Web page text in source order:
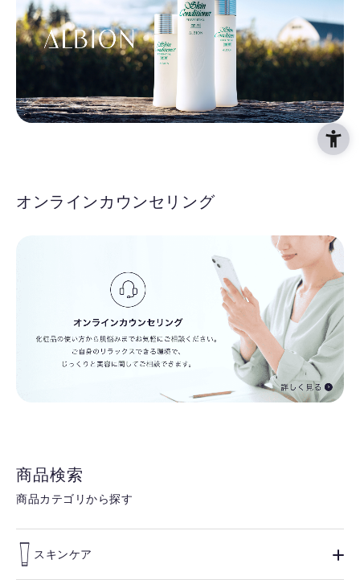
オンラインカウンセリング
商品検索
商品カテゴリから探す
スキンケア